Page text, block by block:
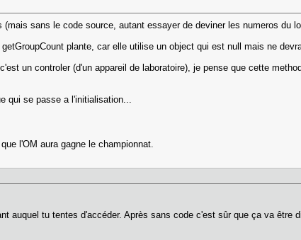
sans le code source, autant essayer de deviner les numeros du
plante, car elle utilise un object qui est null mais ne
un controler (d'un appareil de laboratoire), je pense que cette
qui se passe a l'initialisation...
l'OM aura gagne le championnat.
auquel tu tentes d'accéder. Après sans code c'est sûr que ça va être